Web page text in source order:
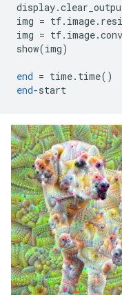
display.
img = tf. image.
img = tf. image.
show(img)
end = time. time()
end-start